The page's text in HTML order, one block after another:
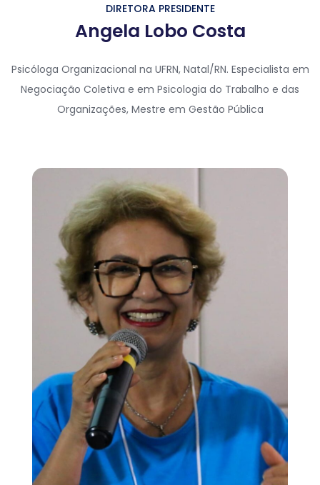
DIRETORA PRESIDENTE
Angela Lobo Costa
Psicóloga Organizacional na UFRN, Natal/RN. Especialista em
Negociação Coletiva e em Psicologia do Trabalho e das
Organizações, Mestre em Gestão Pública